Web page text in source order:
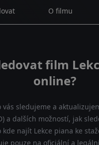
O filmu
film
online?
vás sledujeme a
a dalších možností, jak
najít Lekce piana ke
pouze na oficiální a